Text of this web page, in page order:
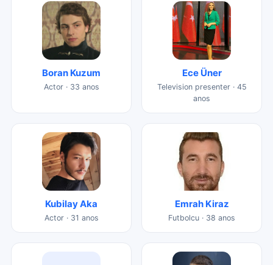
Boran Kuzum
Actor · 33 anos
Ece Üner
Television presenter · 45
anos
Kubilay Aka
Actor · 31 anos
Emrah Kiraz
Futbolcu · 38 anos